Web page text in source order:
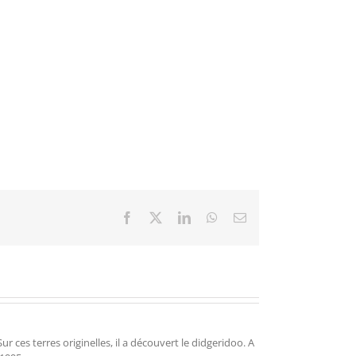
Facebook LinkedInWhatsApp
Email
ces terres originelles, il a découvert le didgeridoo. A